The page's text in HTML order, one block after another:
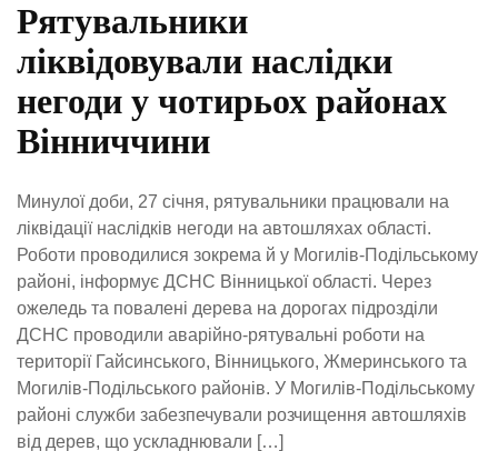
Рятувальники
ліквідовували наслідки
негоди у чотирьох районах
Вінниччини
Минулої доби, 27 січня, рятувальники працювали на
ліквідації наслідків негоди на автошляхах області.
Роботи проводилися зокрема й у Могилів-Подільському
районі, інформує ДСНС Вінницької області. Через
ожеледь та повалені дерева на дорогах підрозділи
ДСНС проводили аварійно-рятувальні роботи на
території Гайсинського, Вінницького, Жмеринського та
Могилів-Подільського районів. У Могилів-Подільському
районі служби забезпечували розчищення автошляхів
від дерев, що ускладнювали […]